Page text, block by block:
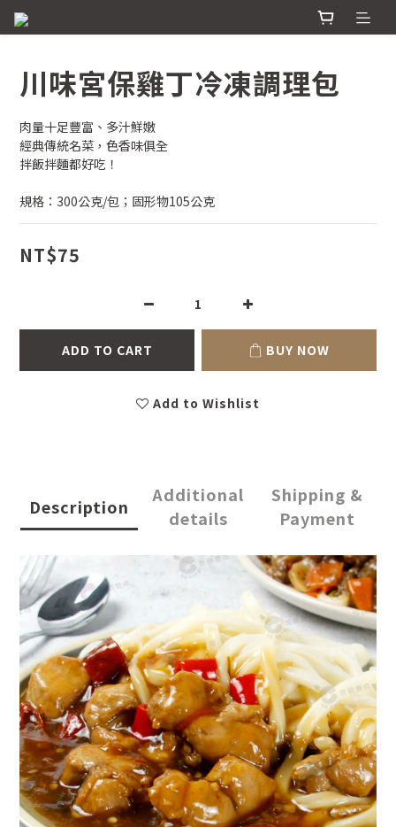
川味宮保雞丁冷凍調理包
肉量十足豐富、多汁鮮嫩
經典傳統名菜，色香味俱全
拌飯拌麵都好吃！
規格：300公克/包；固形物105公克
NT$75
ADD TO CART BUY NOW
Add to Wishlist
Description
Additional
details
Shipping &
Payment